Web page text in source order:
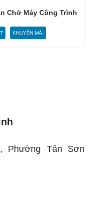
Chở Máy Công Trình
KHUYẾN MÃI
Phường Tân Sơn